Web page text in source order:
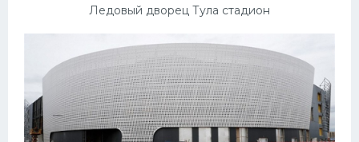
Ледовый дворец Тула стадион